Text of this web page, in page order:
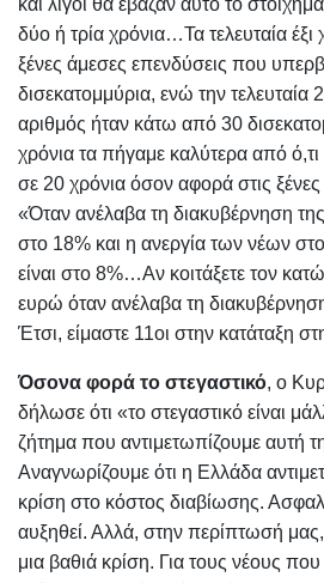
και λίγοι θα έβαζαν αυτό το
δύο ή τρία χρόνια…Τα τελευταία
ξένες άμεσες επενδύσεις που
δισεκατομμύρια, ενώ την τελευταία
αριθμός ήταν κάτω από 30
χρόνια τα πήγαμε καλύτερα από ό,τι
σε 20 χρόνια όσον αφορά στις
«Όταν ανέλαβα τη διακυβέρνηση
στο 18% και η ανεργία των νέων
είναι στο 8%…Αν κοιτάξετε τον
ευρώ όταν ανέλαβα τη
Έτσι, είμαστε 11οι στην κατάταξη
Όσονα φορά το στεγαστικό, ο
δήλωσε ότι «το στεγαστικό είναι
ζήτημα που αντιμετωπίζουμε αυτή
Αναγνωρίζουμε ότι η Ελλάδα
κρίση στο κόστος διαβίωσης.
αυξηθεί. Αλλά, στην περίπτωσή
μια βαθιά κρίση. Για τους νέους που